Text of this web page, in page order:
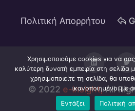
Πολιτική Απορρήτου
© 2022 e-insight,All
Χρησιμοποιούμε cookies για να
καλύτερη δυνατή εμπειρία στη σελίδα
χρησιμοποιείτε τη σελίδα, θα
ικανοποιημένοι με
Εντάξει
Πολιτική